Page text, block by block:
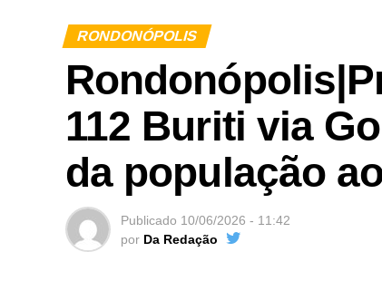
RONDONÓPOLIS
112 Buriti via
da população
Publicado 10/06/2026 - 11:42
por Da Redação